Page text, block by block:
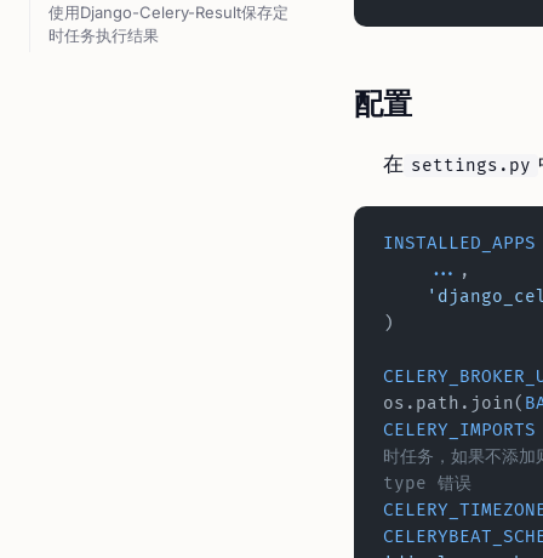
使用Django-Celery-Result保存定
时任务执行结果
配置
在 settings.py
INSTALLED_APPS
    ...
,
)
os.path.join(
CELERY_IMPORTS
时任务，如果不
type 错误